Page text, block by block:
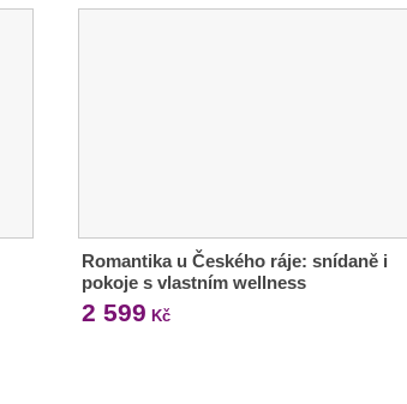
Romantika u Českého ráje: snídaně i
pokoje s vlastním wellness
2 599 Kč